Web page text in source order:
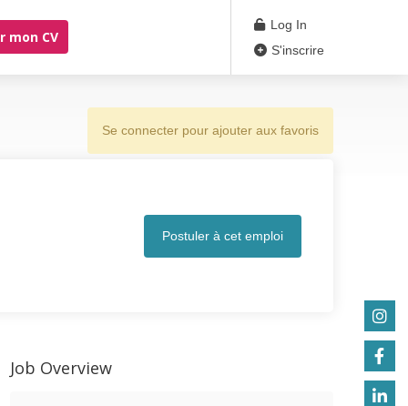
mon CV
Log In
S'inscrire
Se connecter pour ajouter aux favoris
Postuler à cet emploi
Job Overview